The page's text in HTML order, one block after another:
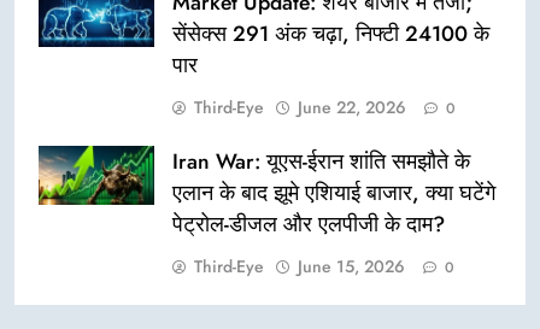
सेंसेक्स 291 अंक चढ़ा, निफ्टी 24100 के
पार
Third-Eye June 22, 2026 0
Iran War: यूएस-ईरान शांति समझौते के
एलान के बाद झूमे एशियाई बाजार, क्या घटेंगे
पेट्रोल-डीजल और एलपीजी के दाम?
Third-Eye June 15, 2026 0